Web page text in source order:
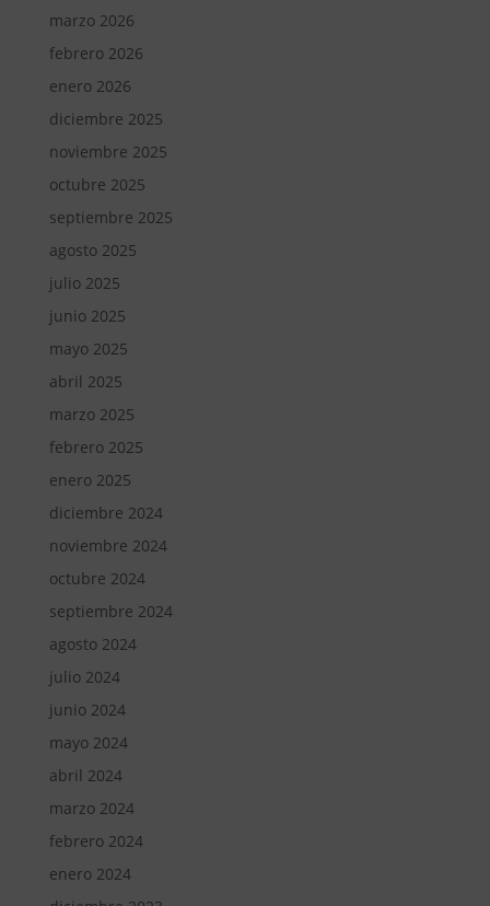
marzo 2026
febrero 2026
enero 2026
diciembre 2025
noviembre 2025
octubre 2025
septiembre 2025
agosto 2025
julio 2025
junio 2025
mayo 2025
abril 2025
marzo 2025
febrero 2025
enero 2025
diciembre 2024
noviembre 2024
octubre 2024
septiembre 2024
agosto 2024
julio 2024
junio 2024
mayo 2024
abril 2024
marzo 2024
febrero 2024
enero 2024